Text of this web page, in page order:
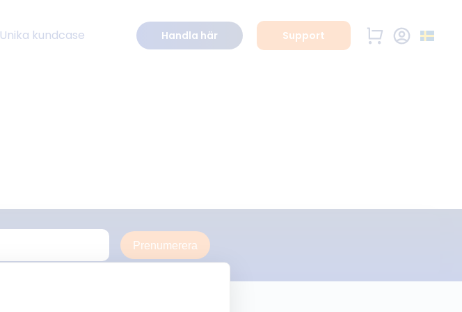
Unika kundcase Handla här Support
Prenumerera